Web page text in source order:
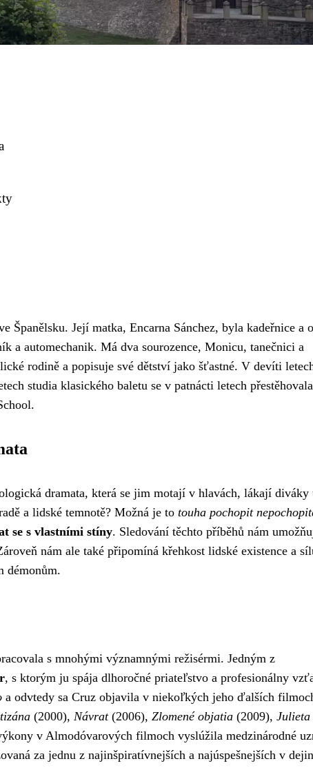
Španělsku. Její matka, Encarna Sánchez, byla kadeřnice a
a automechanik. Má dva sourozence, Monicu, tanečnici a
rodině a popisuje své dětství jako šťastné. V devíti
studia klasického baletu se v patnácti letech
dramata, která se jim motají v hlavách, lákají diváky
a lidské temnotě? Možná je to touha pochopit
se s vlastními stíny. Sledování těchto příběhů nám
nám ale také připomíná křehkost lidské existence a
démonům.
s mnohými významnými režisérmi. Jedným z
, s ktorým ju spája dlhoročné priateľstvo a profesionálny
a odvtedy sa Cruz objavila v niekoľkých jeho ďalších
(2000), Návrat(2006), Zlomené objatia (2009), Julieta
v Almodóvarových filmoch vyslúžila medzinárodné
za jednu z najinšpiratívnejších a najúspešnejších v